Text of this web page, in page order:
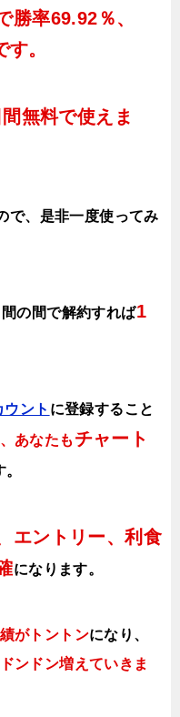
勝率69.92％、
。
無料で使えま
で、 是非一度使ってみ
の間で解約すれば1
ント に登録すること
あなたも チャート
。
エントリー、利食
になります。
がトントンになり、
ンドン増えていきま